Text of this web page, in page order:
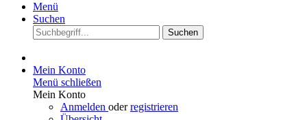
Menü
Suchen
Suchen
Mein Konto
Menü schließen
Mein Konto
Anmelden oderregistrieren